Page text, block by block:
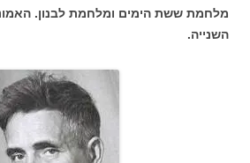
מלחמת ששת הימים ומלחמת לבנון.
השנייה.